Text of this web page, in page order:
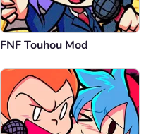
FNF Touhou Mod